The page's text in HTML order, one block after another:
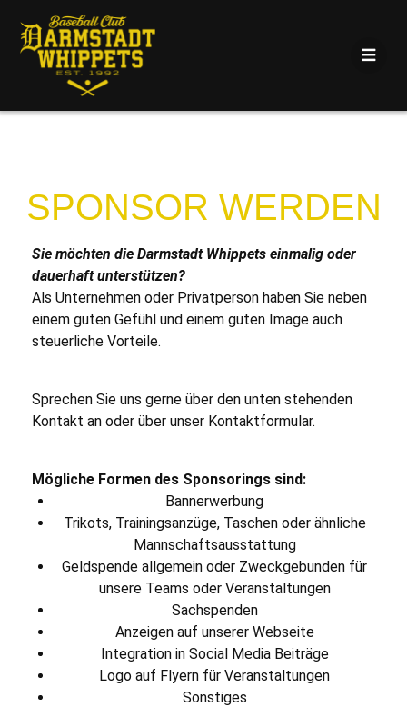
SPONSOR WERDEN
Sie möchten die Darmstadt Whippets einmalig oder
dauerhaft unterstützen?
Als Unternehmen oder Privatperson haben Sie neben
einem guten Gefühl und einem guten Image auch
steuerliche Vorteile.
Sprechen Sie uns gerne über den unten stehenden
Kontakt an oder über unser Kontaktformular.
Mögliche Formen des Sponsorings sind:
Bannerwerbung
Trikots, Trainingsanzüge, Taschen oder ähnliche
Mannschaftsausstattung
Geldspende allgemein oder Zweckgebunden für
unsere Teams oder Veranstaltungen
Sachspenden
Anzeigen auf unserer Webseite
Integration in Social Media Beiträge
Logo auf Flyern für Veranstaltungen
Sonstiges